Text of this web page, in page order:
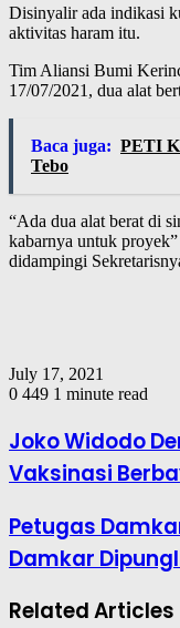
Disinyalir ada indikasi
aktivitas haram itu.
Tim Aliansi Bumi
17/07/2021, dua alat
Baca juga: PETI
Tebo
“Ada dua alat berat di
kabarnya untuk
didampingi
July 17, 2021
0 449 1 minute read
Joko Widodo
Vaksinasi
Petugas
Damkar
Related Articles